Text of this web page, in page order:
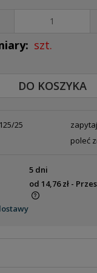
szt.
DO KOSZYKA
25
poleć
5 dni
od 14,76 zł -
kosztów